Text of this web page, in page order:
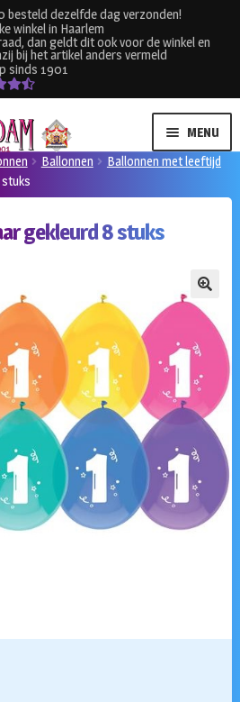
besteld dezelfde dag verzonden!
winkel in Haarlem
dan geldt dit ook voor de winkel en
bij het artikel anders vermeld
sinds 1901
MENU
Ballonnen
Ballonnen met leeftijd
stuks
gekleurd 8 stuks
🔍